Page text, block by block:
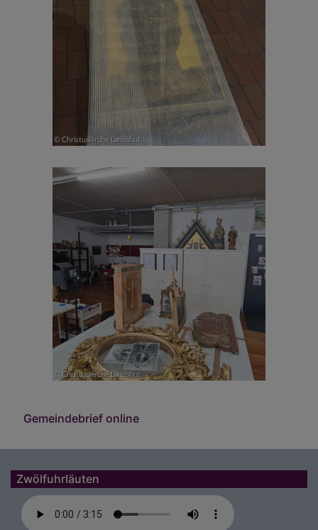
Gemeindebrief online
Zwölfuhrläuten